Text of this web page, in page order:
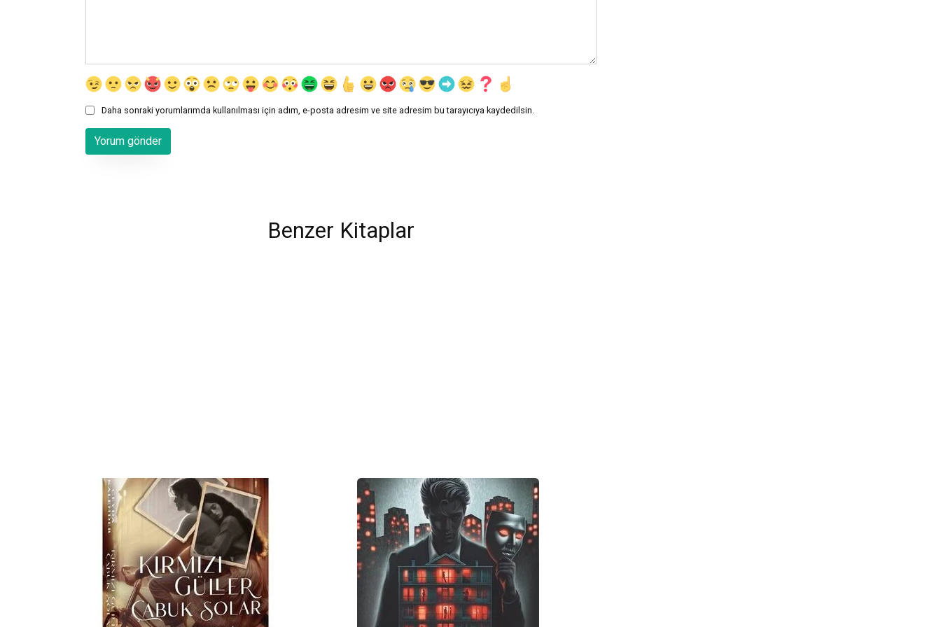
Daha sonraki yorumlarımda kullanılması için adım, e-posta adresim ve site adresim bu tarayıcıya kaydedilsin.
Benzer Kitaplar